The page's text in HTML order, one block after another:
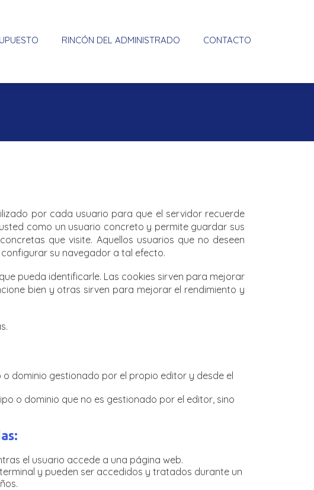
RINCÓN DEL ADMINISTRADO CONTACTO
por cada usuario para que el servidor recuerde
como un usuario concreto y permite guardar sus
que visite. Aquellos usuarios que no deseen
su navegador a tal efecto.
pueda identificarle. Las cookies sirven para mejorar
bien y otras sirven para mejorar el rendimiento y
o dominio gestionado por el propio editor y desde el
o dominio que no es gestionado por el editor, sino
el usuario accede a una página web.
y pueden ser accedidos y tratados durante un